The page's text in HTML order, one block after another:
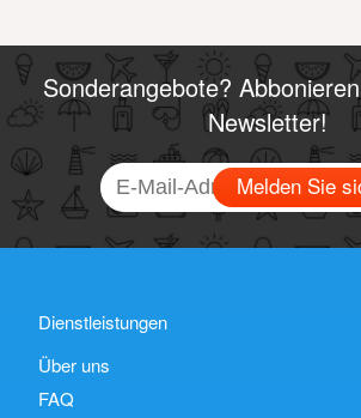
Sonderangebote?
Newsletter!
Melden Sie
Dienstleistungen
Über uns
FAQ